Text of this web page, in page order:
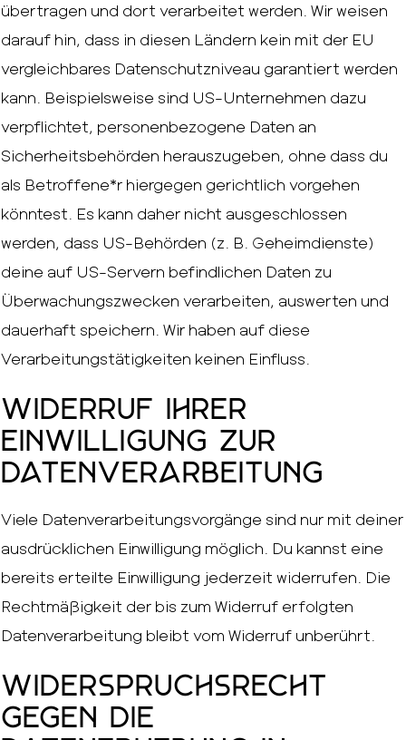
übertragen und dort verarbeitet werden. Wir weisen
darauf hin, dass in diesen Ländern kein mit der EU
vergleichbares Datenschutzniveau garantiert werden
kann. Beispielsweise sind US-Unternehmen dazu
verpflichtet, personenbezogene Daten an
Sicherheitsbehörden herauszugeben, ohne dass du
als Betroffene*r hiergegen gerichtlich vorgehen
könntest. Es kann daher nicht ausgeschlossen
werden, dass US-Behörden (z. B. Geheimdienste)
deine auf US-Servern befindlichen Daten zu
Überwachungszwecken verarbeiten, auswerten und
dauerhaft speichern. Wir haben auf diese
Verarbeitungstätigkeiten keinen Einfluss.
Widerruf Ihrer
Einwilligung zur
Datenverarbeitung
Viele Datenverarbeitungsvorgänge sind nur mit deiner
ausdrücklichen Einwilligung möglich. Du kannst eine
bereits erteilte Einwilligung jederzeit widerrufen. Die
Rechtmäßigkeit der bis zum Widerruf erfolgten
Datenverarbeitung bleibt vom Widerruf unberührt.
Widerspruchsrecht
gegen die